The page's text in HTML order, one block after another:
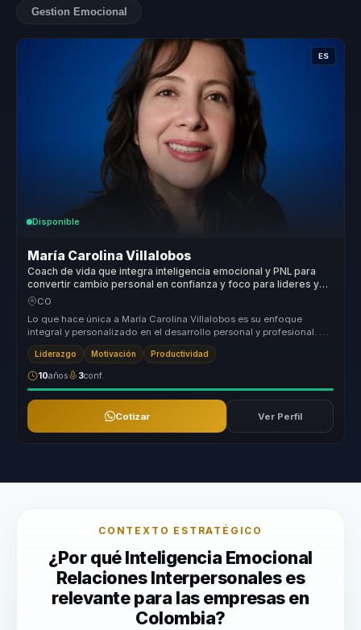
Gestion Emocional
ES
Disponible
María Carolina Villalobos
Coach de vida que integra inteligencia emocional y PNL para
convertir cambio personal en confianza y foco para lideres y
equipos.
CO
Lo que hace única a María Carolina Villalobos es su enfoque
integral y personalizado en el desarrollo personal y profesional. Su
capacida...
Liderazgo Motivación Productividad
10años 3conf.
Cotizar Ver Perfil
CONTEXTO ESTRATÉGICO
¿Por qué Inteligencia Emocional
Relaciones Interpersonales es
relevante para las empresas en
Colombia?